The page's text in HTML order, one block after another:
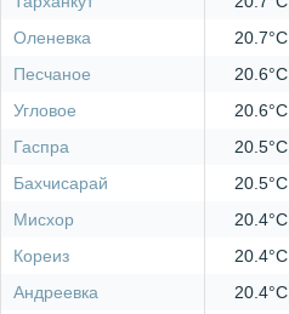
Оленевка
20.7°C
Песчаное
20.6°C
Угловое
20.6°C
Гаспра
20.5°C
Бахчисарай
20.5°C
Мисхор
20.4°C
Кореиз
20.4°C
Андреевка
20.4°C